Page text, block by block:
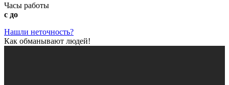
Часы работы
с до
Нашли неточность?
Как обманывают людей!